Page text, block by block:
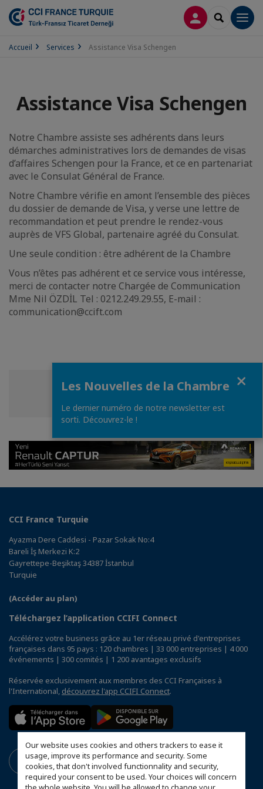
Our website uses cookies and others trackers to ease it
usage, improve its performance and security. Some
cookies, that don't involved functionnality and security,
required your consent to be used. Your choices will concern
CONNEXION
Accueil Services Assistance Visa Schengen
Assistance Visa Schengen
Notre Chambre assiste ses adhérents dans leurs
démarches administratives lors de demandes de visas
d’affaires Schengen pour la France, et ce en partenariat
avec le Consulat Général de France.
Notre Chambre vérifie en amont l’ensemble des pièces
du dossier de demande de Visa, y verse une lettre de
recommandation et peut prendre le rendez-vous
auprès de VFS Global, partenaire agréé du Consulat.
Une seule condition : être adhérent de la Chambre
Vous n’êtes pas adhérent et ce service vous intéresse,
merci de contacter notre Chargée de Communication
Mme Nil ÖZDİL Tel : 0212.249.29.55, E-mail :
communication@ccift.com
Partager cette page
Partager
sur
Partager
sur
Partager
sur
CCI France Turquie
Ayazma Dere Caddesi - Pazar Sokak No:4
Bareli İş Merkezi K:2
Gayrettepe-Beşiktaş 34387 İstanbul
Turquie
(Accéder au plan)
Téléchargez l’application CCIFI Connect
Accélérez votre business grâce au 1er réseau privé d'entreprises
françaises dans 95 pays : 120 chambres | 33 000 entreprises | 4 000
événements | 300 comités | 1 200 avantages exclusifs
Réservée exclusivement aux membres des CCI Françaises à
l'International, découvrez l'app CCIFI Connect.
Les Nouvelles de la Chambre
Le dernier numéro de notre newsletter est
sorti. Découvrez-le !